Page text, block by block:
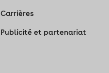
Carrières
Publicité et partenariat